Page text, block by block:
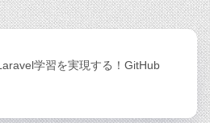
学習を実現する！GitHub